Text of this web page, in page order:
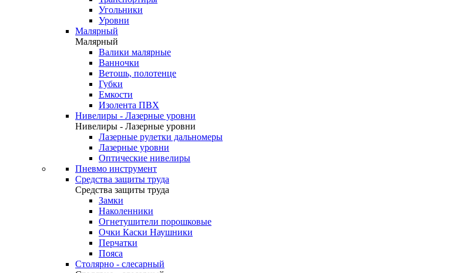
Угольники
Уровни
Малярный
Малярный
Валики малярные
Ванночки
Ветошь, полотенце
Губки
Емкости
Изолента ПВХ
Нивелиры - Лазерные уровни
Нивелиры - Лазерные уровни
Лазерные рулетки дальномеры
Лазерные уровни
Оптические нивелиры
Пневмо инструмент
Средства защиты труда
Средства защиты труда
Замки
Наколенники
Огнетушители порошковые
Очки Каски Наушники
Перчатки
Пояса
Столярно - слесарный